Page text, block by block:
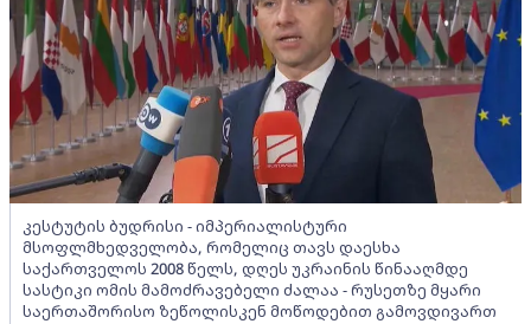
კესტუტის ბუდრისი - იმპერიალისტური
მსოფლმხედველობა, რომელიც თავს დაესხა
საქართველოს 2008 წელს, დღეს უკრაინის წინააღმდე
სასტიკი ომის მამოძრავებელი ძალაა - რუსეთზე მყარი
საერთაშორისო ზეწოლისკენ მოწოდებით გამოვდივართ